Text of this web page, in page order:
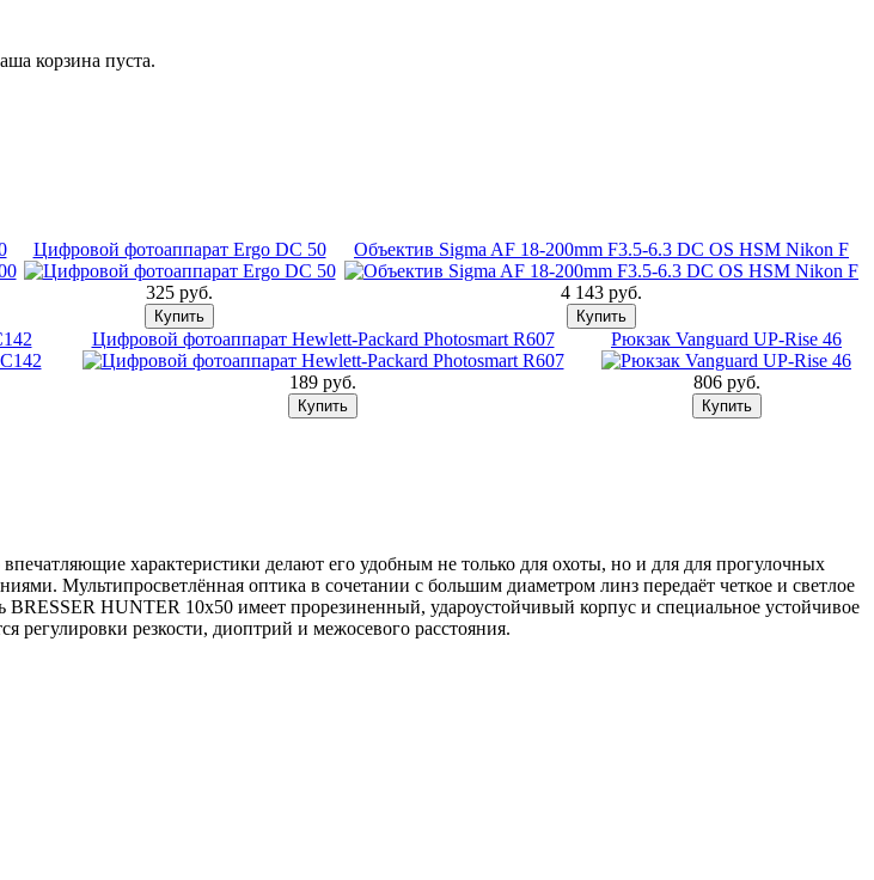
корзина пуста.
Цифровой фотоаппарат Ergo DC 50
325 pуб.
Объектив Sigma AF 18-200mm F3.5-6.3 DC OS HSM Nikon F
4 143 pуб.
Цифровой фотоаппарат Hewlett-Packard Photosmart R607
189 pуб.
Рюкзак Vanguard UP-Rise 46
806 pуб.
характеристики делают его удобным не только для охоты, но и для для прогулочных
Мультипросветлённая оптика в сочетании с большим диаметром линз передаёт четкое и светлое
HUNTER 10x50 имеет прорезиненный, удароустойчивый корпус и специальное устойчивое
регулировки резкости, диоптрий и межосевого расстояния.